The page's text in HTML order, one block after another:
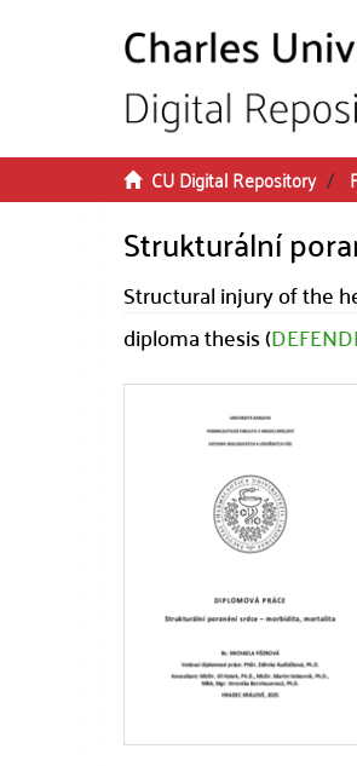
CU Digital Repository
Strukturální
Structural injury of the
diploma thesis (